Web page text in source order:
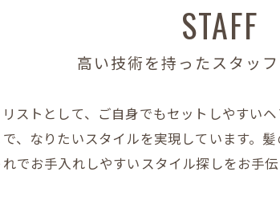
高い技術を持ったスタッ
STAFF
ストとして、ご自身でもセットしやすい
、なりたいスタイルを実現しています。
でお手入れしやすいスタイル探しをお手伝